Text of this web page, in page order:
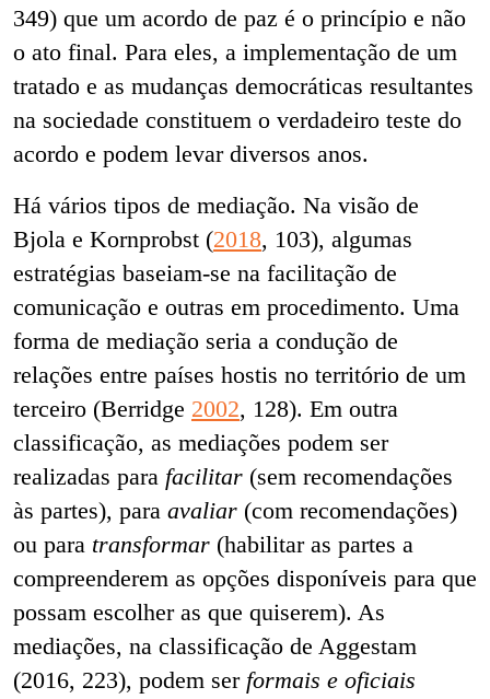
349) que um acordo de paz é o princípio e não
o ato final. Para eles, a implementação de um
tratado e as mudanças democráticas resultantes
na sociedade constituem o verdadeiro teste do
acordo e podem levar diversos anos.
Há vários tipos de mediação. Na visão de
Bjola e Kornprobst (2018, 103), algumas
estratégias baseiam-se na facilitação de
comunicação e outras em procedimento. Uma
forma de mediação seria a condução de
relações entre países hostis no território de um
terceiro (Berridge 2002, 128). Em outra
classificação, as mediações podem ser
realizadas para facilitar (sem recomendações
às partes), para avaliar (com recomendações)
ou para transformar (habilitar as partes a
compreenderem as opções disponíveis para que
possam escolher as que quiserem). As
mediações, na classificação de Aggestam
(2016, 223), podem ser formais e oficiais